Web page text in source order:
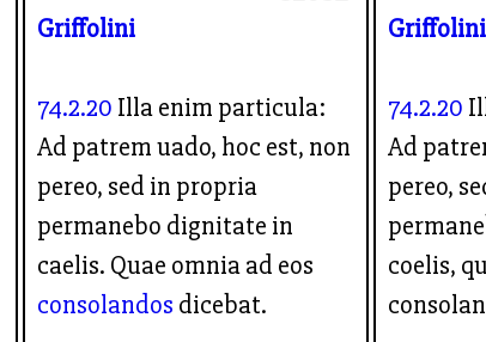
Griffolini
74.2.20 Illa enim particula:
Ad patrem uado, hoc est, non
pereo, sed in propria
permanebo dignitate in
caelis. Quae omnia ad eos
consolandos dicebat.
74.2.20
Ad
pereo,
coelis,